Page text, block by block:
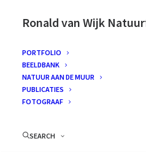
Ronald van Wijk
PORTFOLIO
BEELDBANK
NATUUR AAN DE MUUR
PUBLICATIES
FOTOGRAAF
SEARCH